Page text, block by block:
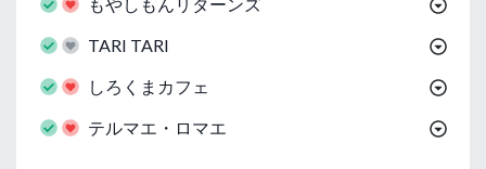
TARI TARI
しろくまカフェ
テルマエ・ロマエ